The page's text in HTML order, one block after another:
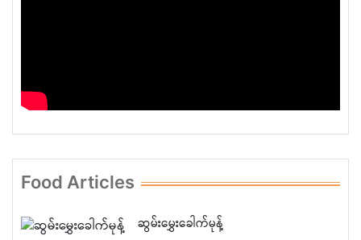
Food Articles
ဆွမ်းမွှေးခေါက်မုန့်